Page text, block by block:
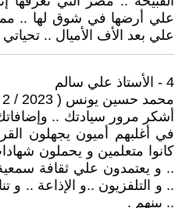
علي أرضها في شوق لها ..
علي بعد الأف الأميال .. تحياتي
4 - الأستاذ علي سالم
محمد حسين يونس ( 2023 / 2 / 27 - 05:48 )
أشكر مرور سيادتك ..
في أغلبهم أميون يجهلون
كانوا متعلمين و يحملون
.. و يعتمدون علي ثقافة
.. و التلفزيون ..و الإذاعة .. و
.. بينهم .